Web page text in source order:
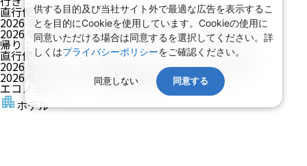
直行便
2026/8/15（土）08:55成田空港発
2026/8/15（土）12:55タンソンニャット国際空港着
帰り ：
直行便
2026/8/18（火） タンソンニャット国際空港
2026/8/19（水） 07:55成田空港 着
エコノミー
ホテル
供する目的及び当社サイト外で最適な広告を表示するこ
とを目的にCookieを使用しています。Cookieの使用に
同意いただける場合は同意するを選択してください。詳
しくはプライバシーポリシーをご確認ください。
同意しない 同意する